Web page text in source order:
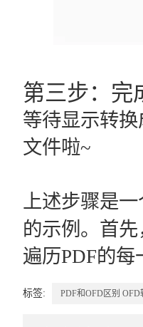
第三步：完
等待显示转
文件啦~
上述步骤是
的示例。首
遍历PDF的
标签: PDF和OFD区别 OFD